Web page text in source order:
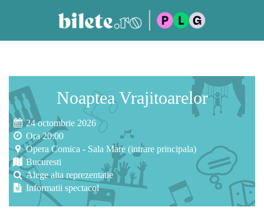
Noaptea Vrajitoarelor
24 octombrie 2026
Ora 20:00
Opera Comica - Sala Mare (intrare principala)
Bucuresti
Alege alta reprezentatie
Informatii spectacol